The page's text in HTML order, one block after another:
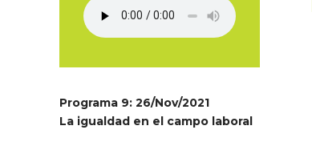
Programa 9: 26/Nov/2021
La igualdad en el campo laboral